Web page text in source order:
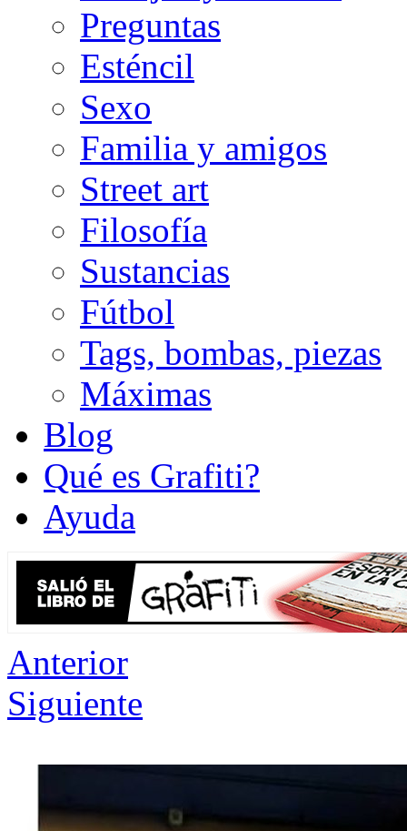
Preguntas
Esténcil
Sexo
Familia y amigos
Street art
Filosofía
Sustancias
Fútbol
Tags, bombas, piezas
Máximas
Blog
Qué es Grafiti?
Ayuda
Anterior
Siguiente